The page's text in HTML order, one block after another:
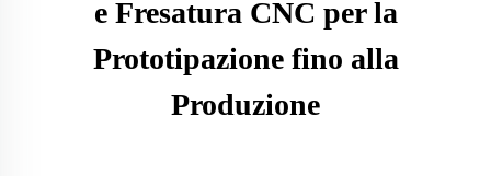
e Fresatura CNC per la
Prototipazione fino alla
Produzione